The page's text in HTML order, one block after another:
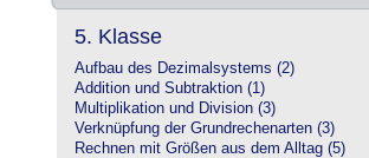
5. Klasse
Aufbau des Dezimalsystems (2)
Addition und Subtraktion (1)
Multiplikation und Division (3)
Verknüpfung der Grundrechenarten (3)
Rechnen mit Größen aus dem Alltag (5)